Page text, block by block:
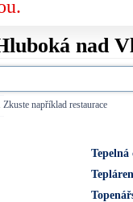
nad
například restaurace
Tepelná